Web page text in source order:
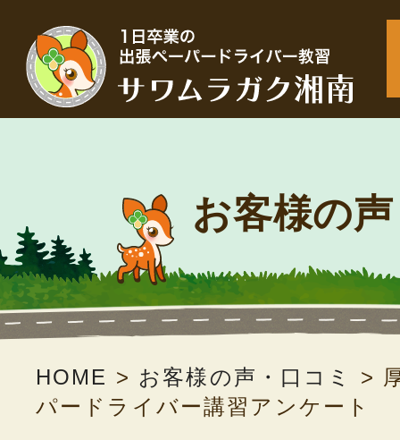
お客様の
HOME > お客様の声・口コミ >
パードライバー講習アンケート